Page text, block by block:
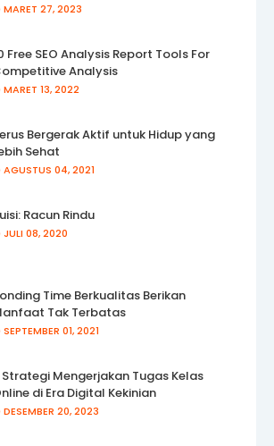
MARET 27, 2023
Free SEO Analysis Report Tools For
Analysis
MARET 13, 2022
Bergerak Aktif untuk Hidup yang
Sehat
AGUSTUS 04, 2021
Racun Rindu
JULI 08, 2020
Time Berkualitas Berikan
Tak Terbatas
SEPTEMBER 01, 2021
Strategi Mengerjakan Tugas Kelas
di Era Digital Kekinian
DESEMBER 20, 2023